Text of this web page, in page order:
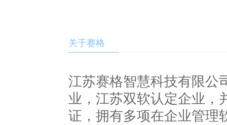
关于赛格
江苏赛格智慧科技有限公
业，江苏双软认定企业，
证，拥有多项在企业管理